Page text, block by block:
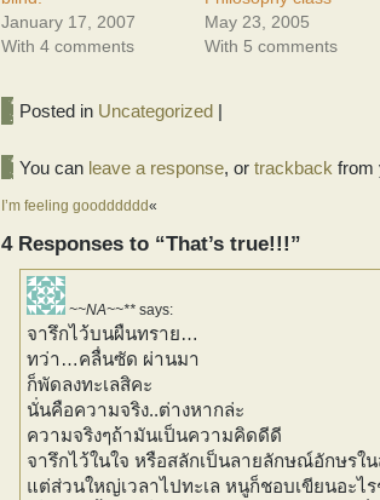
January 17, 2007
With 4 comments
May 23, 2005
With 5 comments
Posted in Uncategorized |
You can leave a response, or trackback from
I’m feeling goodddddd«
4 Responses to “That’s true!!!”
~~NA~~** says:
จารึกไว้บนผืนทราย…
ทว่า…คลื่นซัด ผ่านมา
ก็พัดลงทะเลสิคะ
นั่นคือความจริง..ต่างหากล่ะ
ความจริงๆถ้ามันเป็นความคิดดีดี
จารึกไว้ในใจ หรือสลักเป็นลายลักษณ์อักษรใ
แต่ส่วนใหญ่เวลาไปทะเล หนูก็ชอบเขียนอะไ